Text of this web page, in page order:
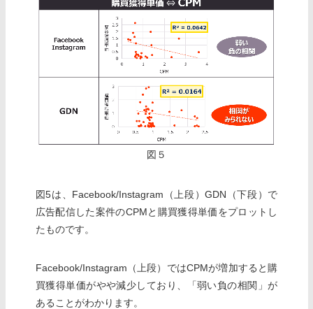
図５
図5は、Facebook/Instagram（上段）GDN（下段）で
広告配信した案件のCPMと購買獲得単価をプロットし
たものです。
Facebook/Instagram（上段）ではCPMが増加すると購
買獲得単価がやや減少しており、「弱い負の相関」が
あることがわかります。